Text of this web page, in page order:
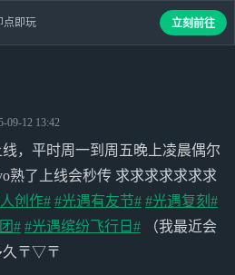
09-12 13:42
，平时周一到周五晚上凌晨偶尔
熟了上线会秒传 求求求求求求求
创作# #光遇有友节# #光遇复刻#
# #光遇缤纷飞行日# （我最近会
久〒▽〒
点即玩 立刻前往